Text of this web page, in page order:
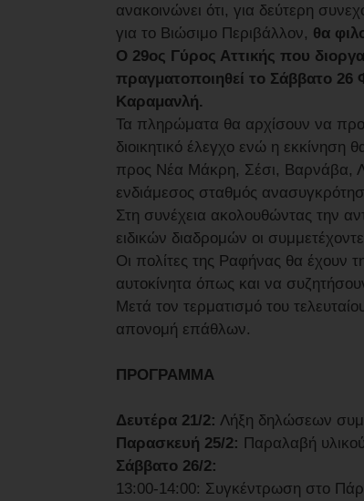
ανακοινώνει ότι, για δεύτερη
για το Βιώσιμο Περιβάλλον, θα
Ο 29ος Γύρος Αττικής που
πραγματοποιηθεί το Σάββατο 26
Καραμανλή.
Τα πληρώματα θα αρχίσουν να
διοικητικό έλεγχο ενώ η εκκίνηση
προς Νέα Μάκρη, Σέσι, Βαρνάβα,
ενδιάμεσος σταθμός
Στη συνέχεια ακολουθώντας την
ειδικών διαδρομών οι
Οι πολίτες της Ραφήνας θα έχουν
αυτοκίνητα όπως και να
Μετά τον τερματισμό του
απονομή επάθλων.
ΠΡΟΓΡΑΜΜΑ
Δευτέρα 21/2: Λήξη δηλώσεων
Παρασκευή 25/2: Παραλαβή
Σάββατο 26/2:
13:00-14:00: Συγκέντρωση στo